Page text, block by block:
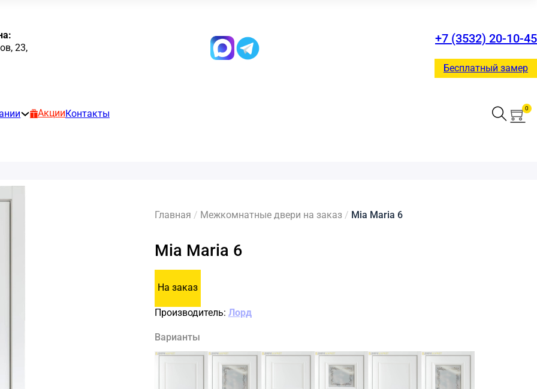
23,
+7 (3532) 20-10-45
Бесплатный замер
Акции Контакты
0
Главная / Межкомнатные двери на заказ / Mia Maria 6
Mia Maria 6
На заказ
Производитель: Лорд
Варианты